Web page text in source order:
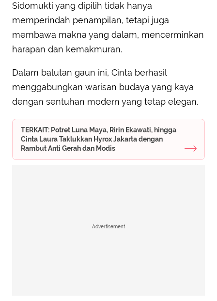
Sidomukti yang dipilih tidak hanya
memperindah penampilan, tetapi juga
membawa makna yang dalam, mencerminkan
harapan dan kemakmuran.
Dalam balutan gaun ini, Cinta berhasil
menggabungkan warisan budaya yang kaya
dengan sentuhan modern yang tetap elegan.
TERKAIT: Potret Luna Maya, Ririn Ekawati, hingga
Cinta Laura Taklukkan Hyrox Jakarta dengan
Rambut Anti Gerah dan Modis
Advertisement